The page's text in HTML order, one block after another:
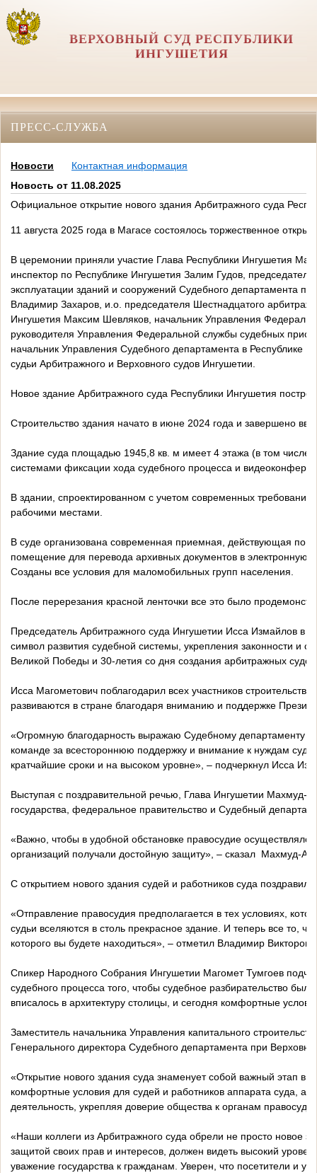
ВЕРХОВНЫЙ СУД РЕСПУБЛИКИ
ИНГУШЕТИЯ
ПРЕСС-СЛУЖБА
Новости
Контактная информация
Новость от 11.08.2025
Официальное открытие нового здания Арбитражного суда
11 августа 2025 года в Магасе состоялось торжественное
В церемонии приняли участие Глава Республики Ингушетия
инспектор по Республике Ингушетия Залим Гудов,
эксплуатации зданий и сооружений Судебного департамента
Владимир Захаров, и.о. председателя Шестнадцатого
Ингушетия Максим Шевляков, начальник Управления
руководителя Управления Федеральной службы судебных
начальник Управления Судебного департамента в Республике
судьи Арбитражного и Верховного судов Ингушетии.
Новое здание Арбитражного суда Республики Ингушетия
Строительство здания начато в июне 2024 года и завершено
Здание суда площадью 1945,8 кв. м имеет 4 этажа (в том
системами фиксации хода судебного процесса и
В здании, спроектированном с учетом современных
рабочими местами.
В суде организована современная приемная, действующая по
помещение для перевода архивных документов в электронную
Созданы все условия для маломобильных групп населения.
После перерезания красной ленточки все это было
Председатель Арбитражного суда Ингушетии Исса Измайлов в
символ развития судебной системы, укрепления законности и
Великой Победы и 30-летия со дня создания арбитражных судов
Исса Магометович поблагодарил всех участников
развиваются в стране благодаря вниманию и поддержке
«Огромную благодарность выражаю Судебному департаменту
команде за всестороннюю поддержку и внимание к нуждам
кратчайшие сроки и на высоком уровне», – подчеркнул Исса
Выступая с поздравительной речью, Глава Ингушетии Махмуд-
государства, федеральное правительство и Судебный
«Важно, чтобы в удобной обстановке правосудие
организаций получали достойную защиту», – сказал Махмуд-
С открытием нового здания судей и работников суда
«Отправление правосудия предполагается в тех условиях,
судьи вселяются в столь прекрасное здание. И теперь все то,
которого вы будете находиться», – отметил Владимир
Спикер Народного Собрания Ингушетии Магомет Тумгоев
судебного процесса того, чтобы судебное разбирательство
вписалось в архитектуру столицы, и сегодня комфортные
Заместитель начальника Управления капитального
Генерального директора Судебного департамента при
«Открытие нового здания суда знаменует собой важный этап в
комфортные условия для судей и работников аппарата суда, а
деятельность, укрепляя доверие общества к органам
«Наши коллеги из Арбитражного суда обрели не просто новое
защитой своих прав и интересов, должен видеть высокий
уважение государства к гражданам. Уверен, что посетители и